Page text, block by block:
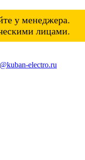
у менеджера.
лицами.
electro.ru